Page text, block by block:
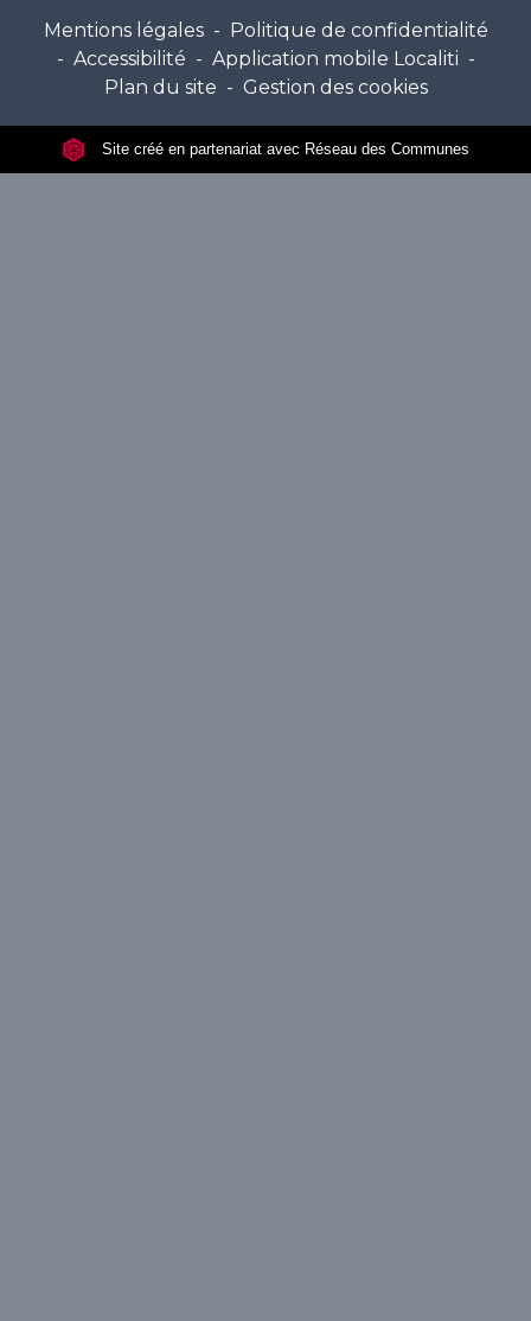
Mentions légales - Politique de confidentialité
- Accessibilité - Application mobile Localiti -
Plan du site - Gestion des cookies
Site créé en partenariat avec Réseau des Communes